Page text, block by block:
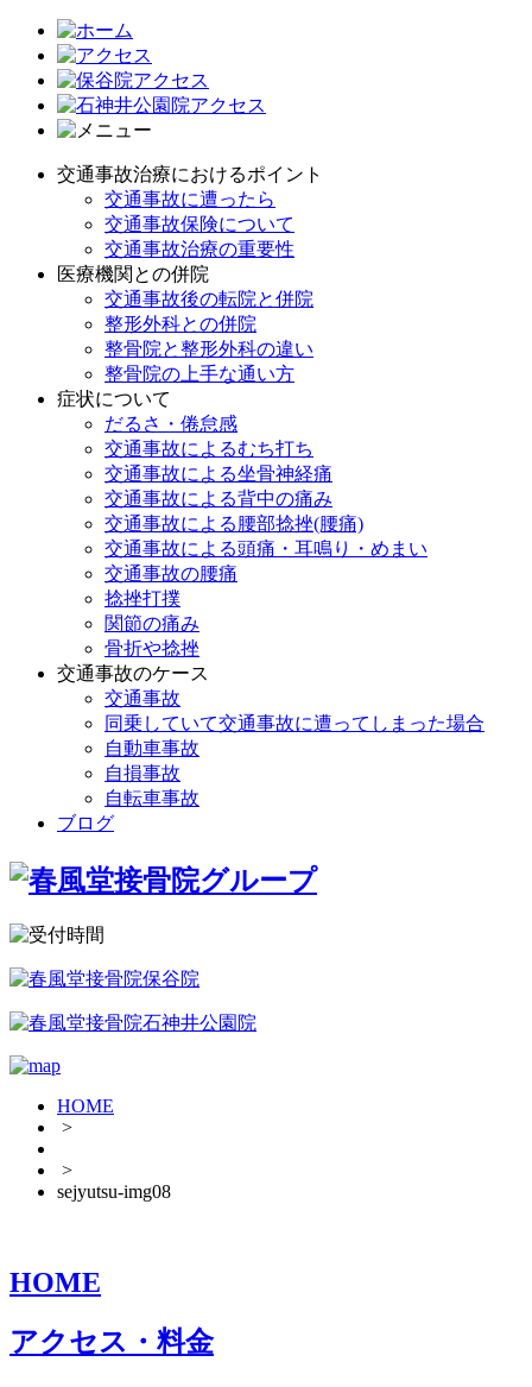
交通事故治療におけるポイント
交通事故に遭ったら
交通事故保険について
交通事故治療の重要性
医療機関との併院
交通事故後の転院と併院
整形外科との併院
整骨院と整形外科の違い
整骨院の上手な通い方
症状について
だるさ・倦怠感
交通事故によるむち打ち
交通事故による坐骨神経痛
交通事故による背中の痛み
交通事故による腰部捻挫(腰痛)
交通事故による頭痛・耳鳴り・めまい
交通事故の腰痛
捻挫打撲
関節の痛み
骨折や捻挫
交通事故のケース
交通事故
同乗していて交通事故に遭ってしまった場合
自動車事故
自損事故
自転車事故
ブログ
HOME
>
>
sejyutsu-img08
HOME
アクセス・料金